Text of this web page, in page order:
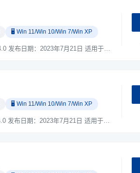
🖥️ Win 11/Win 10/Win 7/Win XP
爱普生Epson DS-31100 扫描仪驱动下载 版本：V6.7.44.0 发布日期：2023年7月21日 适用于：Windows XP / Windows 7 / Windows 10 / Windows 11 系统。 ...
🖥️ Win 11/Win 10/Win 7/Win XP
爱普生Epson DS-30000 扫描仪驱动下载 版本：v6.7.44.0 发布日期：2023年7月21日 适用于：Windows XP / Windows 7 / Windows 10 / Windows 11 系统。 ...